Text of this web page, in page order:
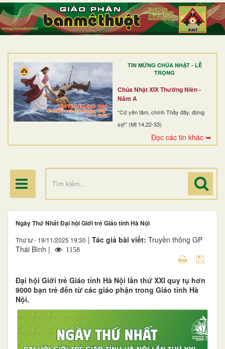
TIN MỪNG CHÚA NHẬT - LỄ
TRỌNG
Chúa Nhật XIX Thường Niên -
Năm A
“Cứ yên tâm, chính Thầy đây, đừng
sợ!” (Mt 14,22-33)
Đọc các tin khác ➥
TRANG NHẤT
GIỚI THIỆU
DÒNG TU
BAN MỤC VỤ
ĐOÀN THỂ CG
ĐIỂM HÀNH HƯƠNG
Ngày Thứ Nhất Đại hội Giới trẻ Giáo tỉnh Hà Nội
Thứ tư - 19/11/2025 19:30 | Tác giả bài viết: Truyền thông GP
Thái Bình |
1158
Đại hội Giới trẻ Giáo tỉnh Hà Nội lần thứ XXI quy tụ hơn
9000 bạn trẻ đến từ các giáo phận trong Giáo tỉnh Hà
Nội.